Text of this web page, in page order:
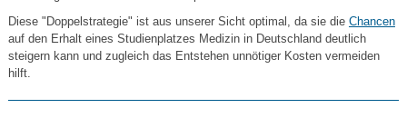
Diese "Doppelstrategie" ist aus unserer Sicht optimal, da sie die Chancen
auf den Erhalt eines Studienplatzes Medizin in Deutschland deutlich
steigern kann und zugleich das Entstehen unnötiger Kosten vermeiden
hilft.